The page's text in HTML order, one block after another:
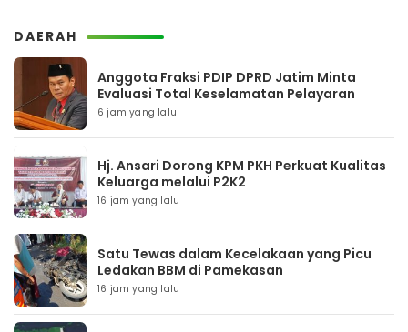
DAERAH
Anggota Fraksi PDIP DPRD Jatim Minta
Evaluasi Total Keselamatan Pelayaran
6 jam yang lalu
Hj. Ansari Dorong KPM PKH Perkuat Kualitas
Keluarga melalui P2K2
16 jam yang lalu
Satu Tewas dalam Kecelakaan yang Picu
Ledakan BBM di Pamekasan
16 jam yang lalu